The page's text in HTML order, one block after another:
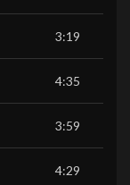
3:19
4:35
3:59
4:29